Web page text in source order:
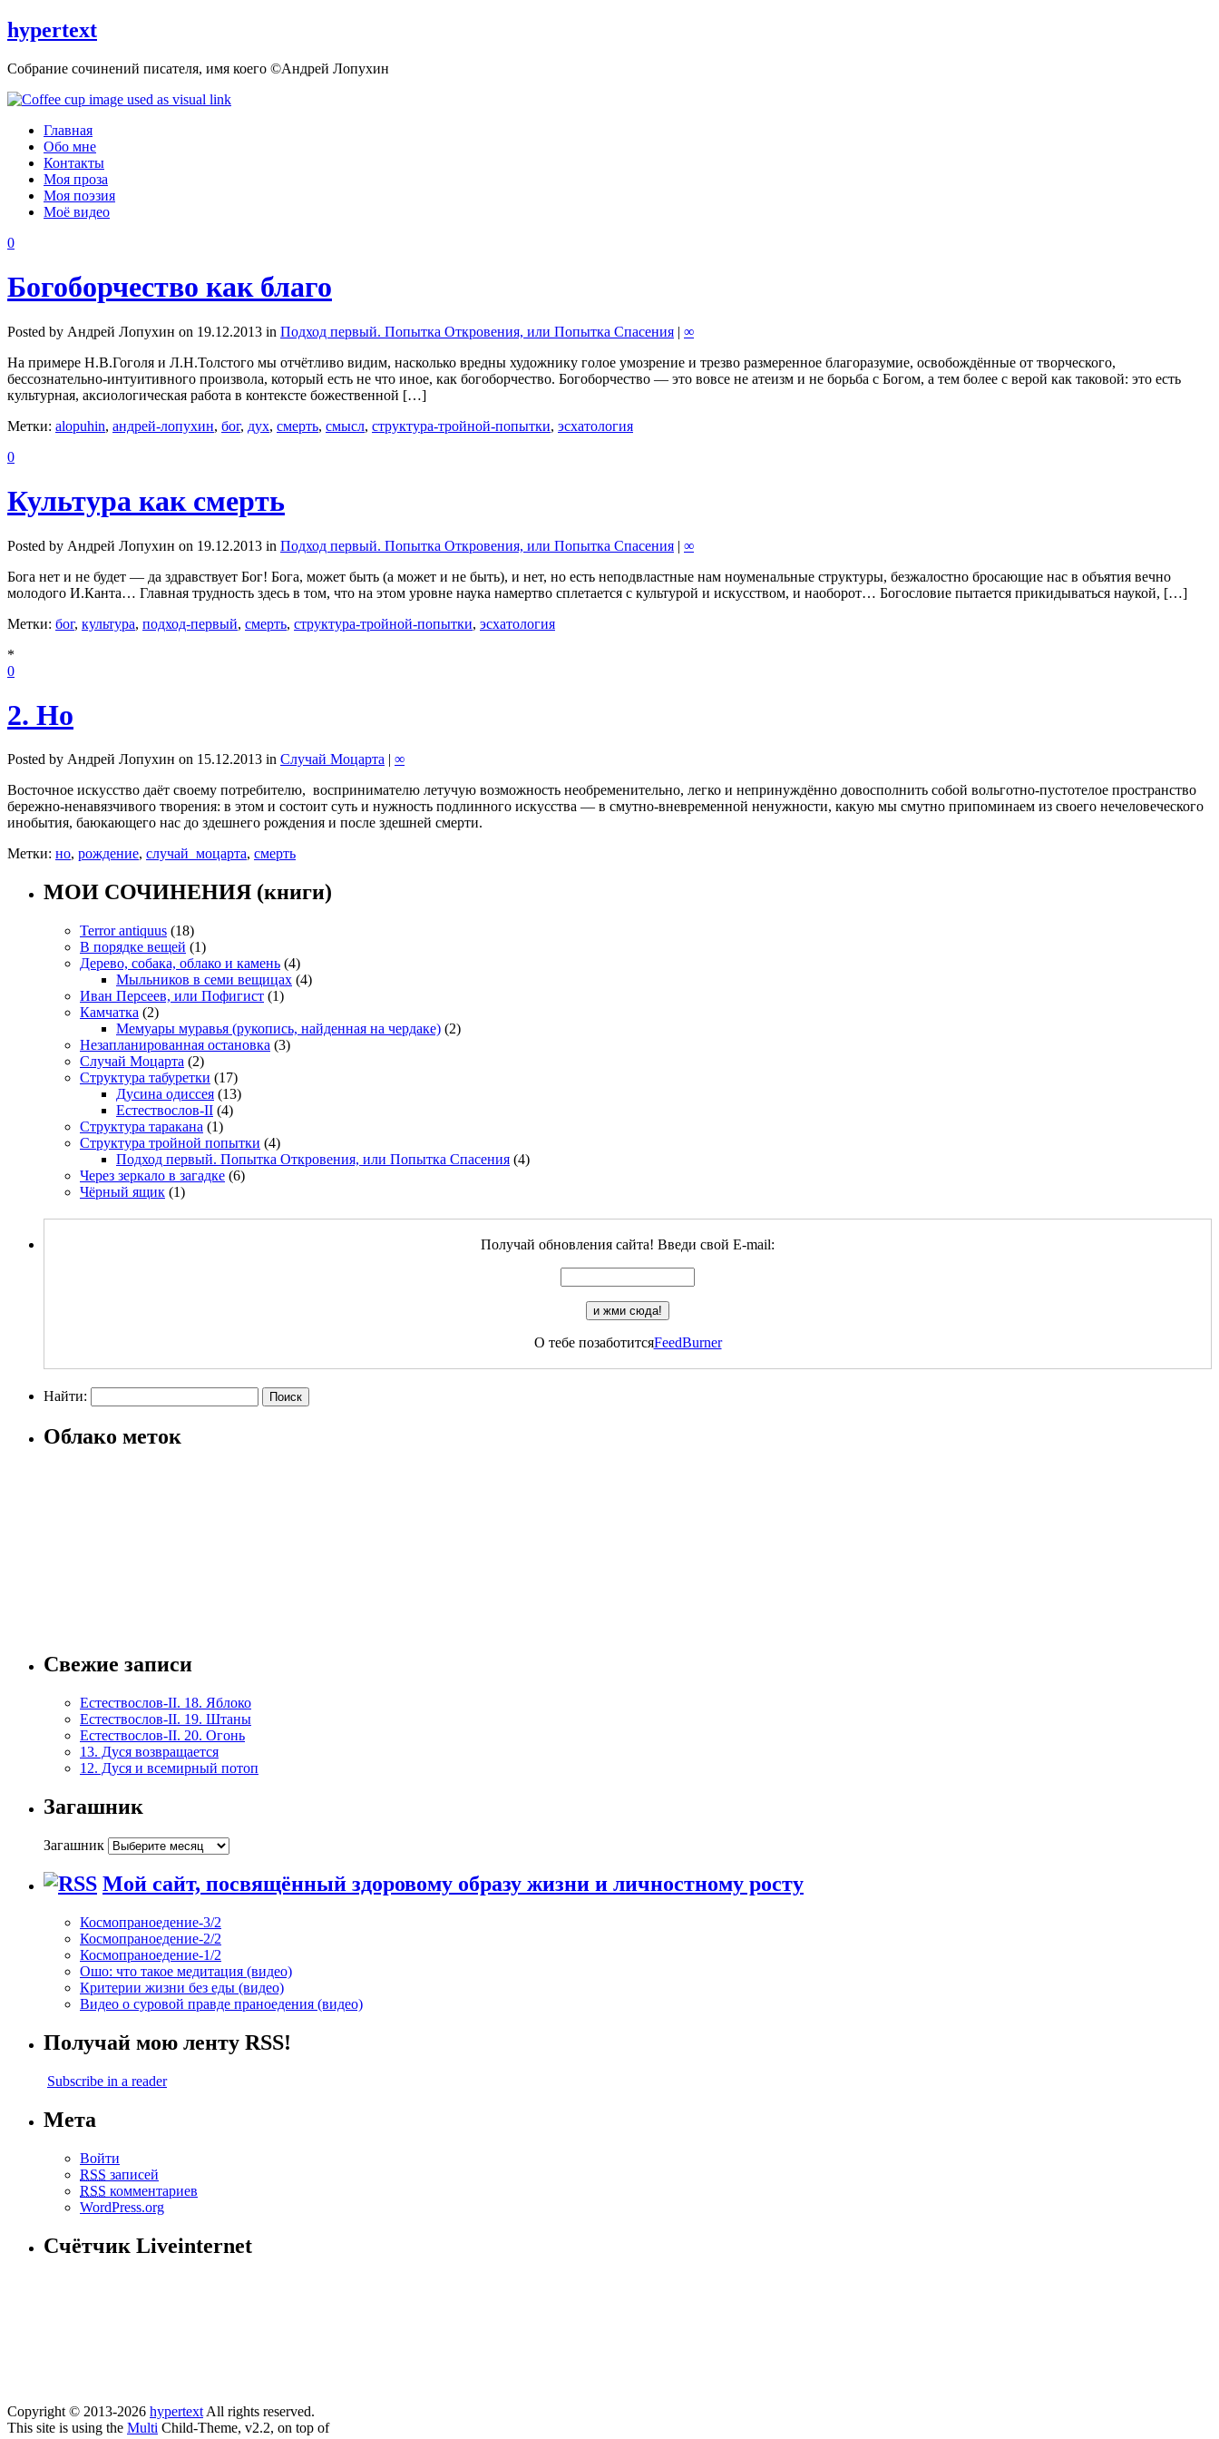
hypertext
Собрание сочинений писателя, имя коего ©Андрей Лопухин
Главная
Обо мне
Контакты
Моя проза
Моя поэзия
Моё видео
0
Богоборчество как благо
Posted by Андрей Лопухин on 19.12.2013 in Подход первый. Попытка Откровения, или Попытка Спасения | ∞
На примере Н.В.Гоголя и Л.Н.Толстого мы отчётливо видим, насколько вредны художнику голое умозрение и трезво размеренное благоразумие, освобождённые от творческого,
бессознательно-интуитивного произвола, который есть не что иное, как богоборчество. Богоборчество — это вовсе не атеизм и не борьба с Богом, а тем более с верой как таковой: это есть
культурная, аксиологическая работа в контексте божественной […]
Метки: alopuhin, андрей-лопухин, бог, дух, смерть, смысл, структура-тройной-попытки, эсхатология
0
Культура как смерть
Posted by Андрей Лопухин on 19.12.2013 in Подход первый. Попытка Откровения, или Попытка Спасения | ∞
Бога нет и не будет — да здравствует Бог! Бога, может быть (а может и не быть), и нет, но есть неподвластные нам ноуменальные структуры, безжалостно бросающие нас в объятия вечно
молодого И.Канта… Главная трудность здесь в том, что на этом уровне наука намертво сплетается с культурой и искусством, и наоборот… Богословие пытается прикидываться наукой, […]
Метки: бог, культура, подход-первый, смерть, структура-тройной-попытки, эсхатология
*
0
2. Но
Posted by Андрей Лопухин on 15.12.2013 in Случай Моцарта | ∞
Восточное искусство даёт своему потребителю, воспринимателю летучую возможность необременительно, легко и непринуждённо довосполнить собой вольготно-пустотелое пространство
бережно-ненавязчивого творения: в этом и состоит суть и нужность подлинного искусства — в смутно-вневременной ненужности, какую мы смутно припоминаем из своего нечеловеческого
инобытия, баюкающего нас до здешнего рождения и после здешней смерти.
Метки: но, рождение, случай_моцарта, смерть
МОИ СОЧИНЕНИЯ (книги)
Terror antiquus (18)
В порядке вещей (1)
Дерево, собака, облако и камень (4)
Мыльников в семи вещицах (4)
Иван Персеев, или Пофигист (1)
Камчатка (2)
Мемуары муравья (рукопись, найденная на чердаке) (2)
Незапланированная остановка (3)
Случай Моцарта (2)
Структура табуретки (17)
Дусина одиссея (13)
Естествослов-II (4)
Структура таракана (1)
Структура тройной попытки (4)
Подход первый. Попытка Откровения, или Попытка Спасения (4)
Через зеркало в загадке (6)
Чёрный ящик (1)
Получай обновления сайта! Введи свой E-mail:
О тебе позаботитсяFeedBurner
Найти:
Облако меток
Свежие записи
Естествослов-II. 18. Яблоко
Естествослов-II. 19. Штаны
Естествослов-II. 20. Огонь
13. Дуся возвращается
12. Дуся и всемирный потоп
Загашник
Загашник
Мой сайт, посвящённый здоровому образу жизни и личностному росту
Космопраноедение-3/2
Космопраноедение-2/2
Космопраноедение-1/2
Ошо: что такое медитация (видео)
Критерии жизни без еды (видео)
Видео о суровой правде праноедения (видео)
Получай мою ленту RSS!
Subscribe in a reader
Мета
Войти
RSS записей
RSS комментариев
WordPress.org
Счётчик Liveinternet
Copyright © 2013-2026 hypertext All rights reserved.
This site is using the Multi Child-Theme, v2.2, on top of